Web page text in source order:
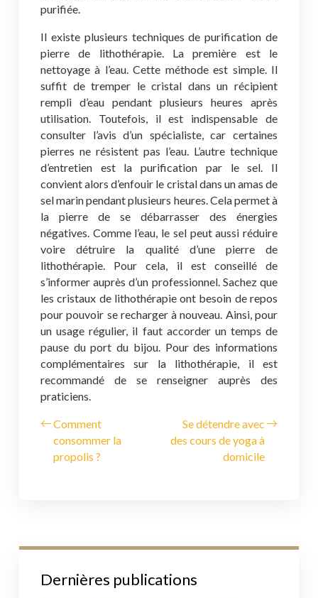
purifiée.
Il existe plusieurs techniques de purification de
pierre de lithothérapie. La première est le
nettoyage à l’eau. Cette méthode est simple. Il
suffit de tremper le cristal dans un récipient
rempli d’eau pendant plusieurs heures après
utilisation. Toutefois, il est indispensable de
consulter l’avis d’un spécialiste, car certaines
pierres ne résistent pas l’eau. L’autre technique
d’entretien est la purification par le sel. Il
convient alors d’enfouir le cristal dans un amas de
sel marin pendant plusieurs heures. Cela permet à
la pierre de se débarrasser des énergies
négatives. Comme l’eau, le sel peut aussi réduire
voire détruire la qualité d’une pierre de
lithothérapie. Pour cela, il est conseillé de
s’informer auprès d’un professionnel. Sachez que
les cristaux de lithothérapie ont besoin de repos
pour pouvoir se recharger à nouveau. Ainsi, pour
un usage régulier, il faut accorder un temps de
pause du port du bijou. Pour des informations
complémentaires sur la lithothérapie, il est
recommandé de se renseigner auprès des
praticiens.
Comment
consommer la
propolis ?
Se détendre avec
des cours de yoga à
domicile
Dernières publications